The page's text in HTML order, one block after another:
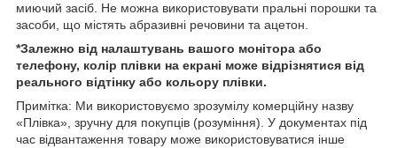
миючий засіб. Не можна використовувати пральні порошки та
засоби, що містять абразивні речовини та ацетон.
*Залежно від налаштувань вашого монітора або
телефону, колір плівки на екрані може відрізнятися від
реального відтінку або кольору плівки.
Примітка: Ми використовуємо зрозумілу комерційну назву
«Плівка», зручну для покупців (розуміння). У документах під
час відвантаження товару може використовуватися інше